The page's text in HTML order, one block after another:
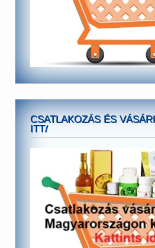
CSATLAKOZÁS ÉS
ITT/